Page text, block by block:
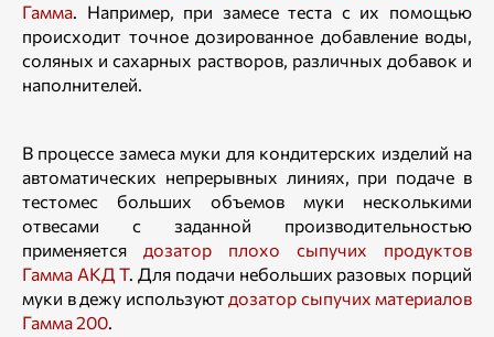
Гамма. Например, при замесе теста с их помощью
происходит точное дозированное добавление воды,
соляных и сахарных растворов, различных добавок и
наполнителей.
В процессе замеса муки для кондитерских изделий на
автоматических непрерывных линиях, при подаче в
тестомес больших объемов муки несколькими
отвесами с заданной производительностью
применяется дозатор плохо сыпучих продуктов
Гамма АКД Т. Для подачи небольших разовых порций
муки в дежу используют дозатор сыпучих материалов
Гамма 200.